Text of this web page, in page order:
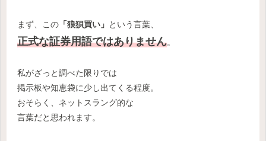
まず、この 「狼狽買い」 という言葉、
正式な証券用語ではありません。
私がざっと調べた限りでは
掲示板や知恵袋に少し出てくる程度。
おそらく、ネットスラング的な
言葉だと思われます。